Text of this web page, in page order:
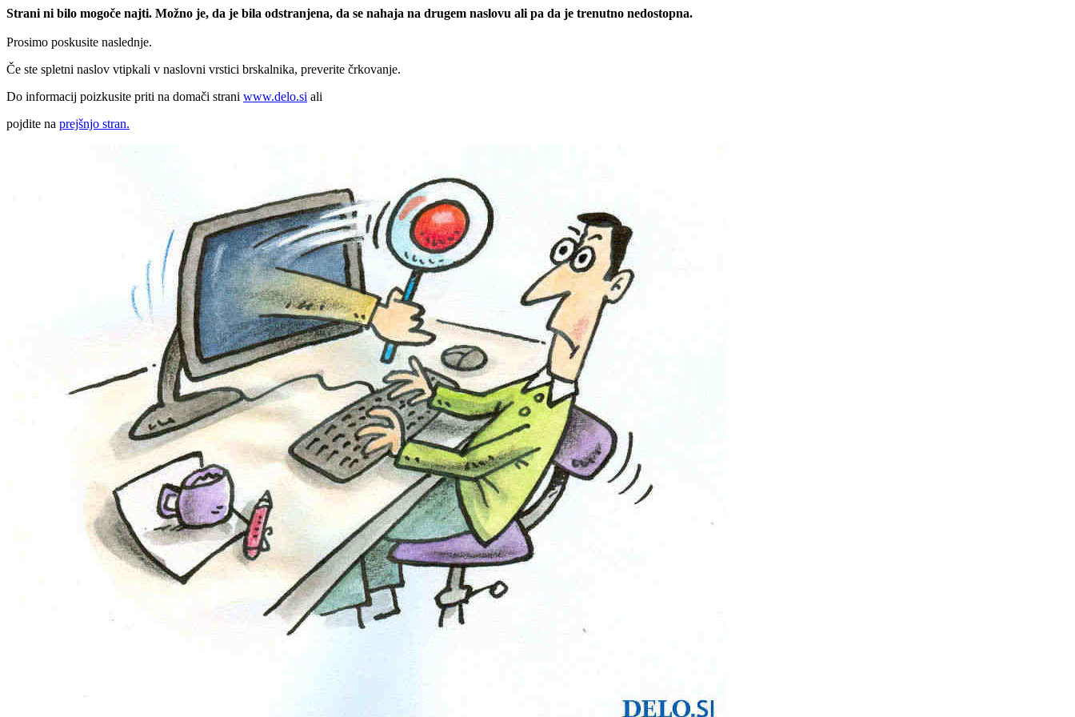
Strani ni bilo mogoče najti. Možno je, da je bila odstranjena, da se nahaja na drugem naslovu ali pa da je trenutno nedostopna.
Prosimo poskusite naslednje.
Če ste spletni naslov vtipkali v naslovni vrstici brskalnika, preverite črkovanje.
Do informacij poizkusite priti na domači strani www.delo.si ali
pojdite na prejšnjo stran.